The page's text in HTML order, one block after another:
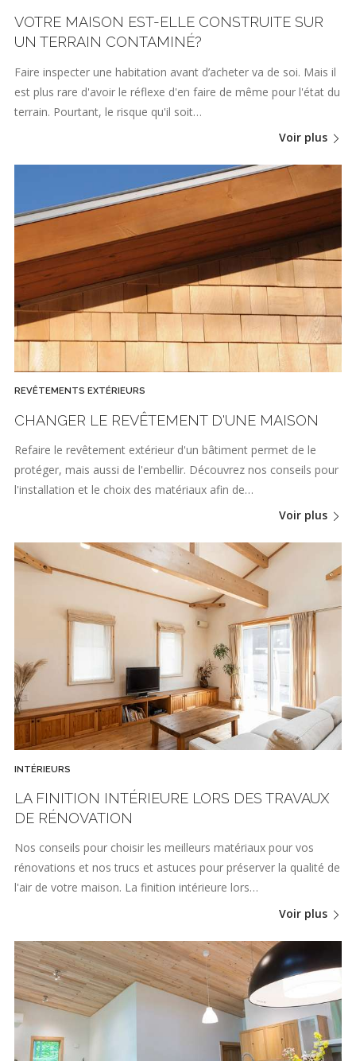
VOTRE MAISON EST-ELLE CONSTRUITE SUR
UN TERRAIN CONTAMINÉ?
Faire inspecter une habitation avant d’acheter va de soi. Mais il
est plus rare d'avoir le réflexe d'en faire de même pour l'état du
terrain. Pourtant, le risque qu'il soit…
Voir plus
REVÊTEMENTS EXTÉRIEURS
CHANGER LE REVÊTEMENT D'UNE MAISON
Refaire le revêtement extérieur d'un bâtiment permet de le
protéger, mais aussi de l'embellir. Découvrez nos conseils pour
l'installation et le choix des matériaux afin de…
Voir plus
INTÉRIEURS
LA FINITION INTÉRIEURE LORS DES TRAVAUX
DE RÉNOVATION
Nos conseils pour choisir les meilleurs matériaux pour vos
rénovations et nos trucs et astuces pour préserver la qualité de
l'air de votre maison. La finition intérieure lors…
Voir plus